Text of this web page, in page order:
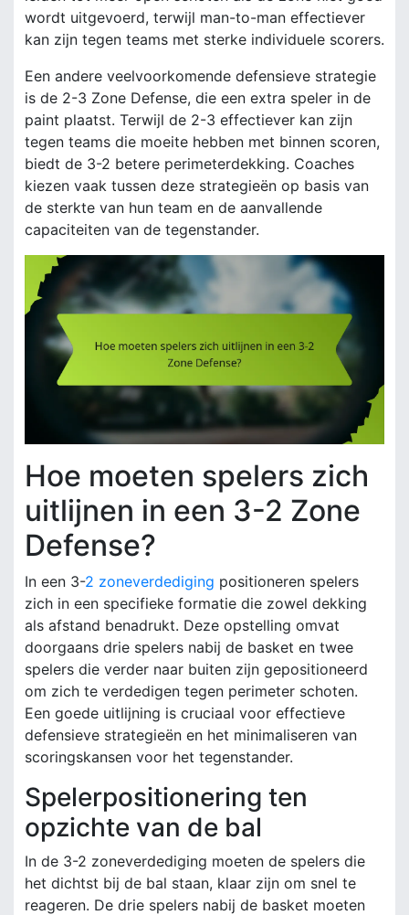
wordt uitgevoerd, terwijl man-to-man effectiever
kan zijn tegen teams met sterke individuele scorers.
Een andere veelvoorkomende defensieve strategie
is de 2-3 Zone Defense, die een extra speler in de
paint plaatst. Terwijl de 2-3 effectiever kan zijn
tegen teams die moeite hebben met binnen scoren,
biedt de 3-2 betere perimeterdekking. Coaches
kiezen vaak tussen deze strategieën op basis van
de sterkte van hun team en de aanvallende
capaciteiten van de tegenstander.
Hoe moeten spelers zich
uitlijnen in een 3-2 Zone
Defense?
In een 3-2 zoneverdediging positioneren spelers
zich in een specifieke formatie die zowel dekking
als afstand benadrukt. Deze opstelling omvat
doorgaans drie spelers nabij de basket en twee
spelers die verder naar buiten zijn gepositioneerd
om zich te verdedigen tegen perimeter schoten.
Een goede uitlijning is cruciaal voor effectieve
defensieve strategieën en het minimaliseren van
scoringskansen voor het tegenstander.
Spelerpositionering ten
opzichte van de bal
In de 3-2 zoneverdediging moeten de spelers die
het dichtst bij de bal staan, klaar zijn om snel te
reageren. De drie spelers nabij de basket moeten